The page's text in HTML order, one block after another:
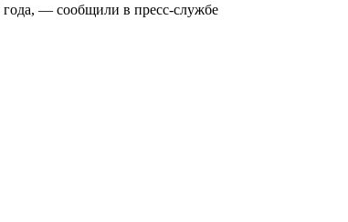
года, — сообщили в пресс-службе